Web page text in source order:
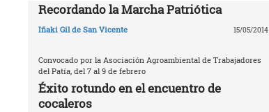
Recordando la Marcha Patriótica
Iñaki Gil de San Vicente 15/05/2014
Convocado por la Asociación Agroambiental de Trabajadores
del Patía, del 7 al 9 de febrero
Éxito rotundo en el encuentro de
cocaleros